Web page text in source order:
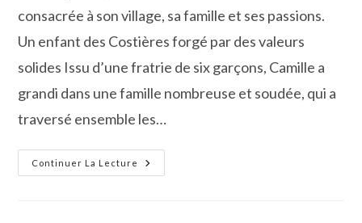
consacrée à son village, sa famille et ses passions.
Un enfant des Costières forgé par des valeurs
solides Issu d’une fratrie de six garçons, Camille a
grandi dans une famille nombreuse et soudée, qui a
traversé ensemble les…
Continuer La Lecture
Camille
Rigon